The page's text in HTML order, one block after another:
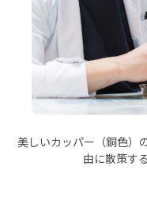
美しいカッパー（銅色）
由に散策す